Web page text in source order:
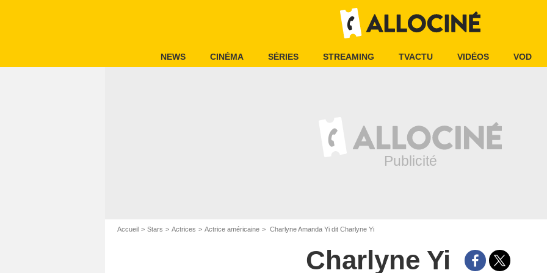
NEWS CINÉMA SÉRIES STREAMING TVACTU VIDÉOS VOD
Accueil Stars Actrices Actrice américaine Charlyne Amanda Yi dit Charlyne Yi
Charlyne Yi